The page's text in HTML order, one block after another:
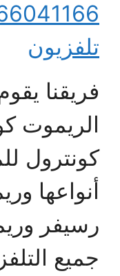
تلفزيون
فريقنا
الريموت
كونترول
أنواعها
رسيفر
جميع